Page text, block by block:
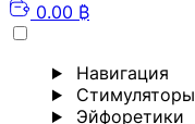
0.00 ₿
Навигация
Стимуляторы
Эйфоретики